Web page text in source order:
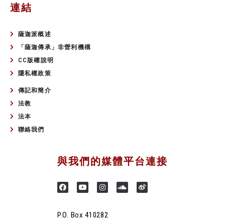
連結
薩迦派概述
「薩迦傳承」非營利機構
CC版權說明
隱私權政策
傳記和簡介
法教
法本
聯絡我們
與我們的媒體平台連接
P.O. Box 410282